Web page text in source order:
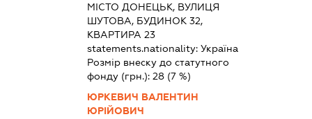
МІСТО ДОНЕЦЬК, ВУЛИЦЯ
ШУТОВА, БУДИНОК 32,
КВАРТИРА 23
statements.nationality:Україна
Розмір внеску до статутного
фонду (грн.):28 (7 %)
ЮРКЕВИЧ ВАЛЕНТИН
ЮРІЙОВИЧ